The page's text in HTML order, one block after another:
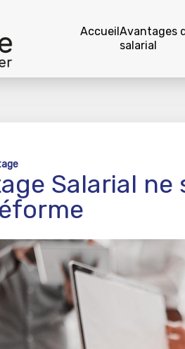
AccueilAvantages
salarial
Salarial